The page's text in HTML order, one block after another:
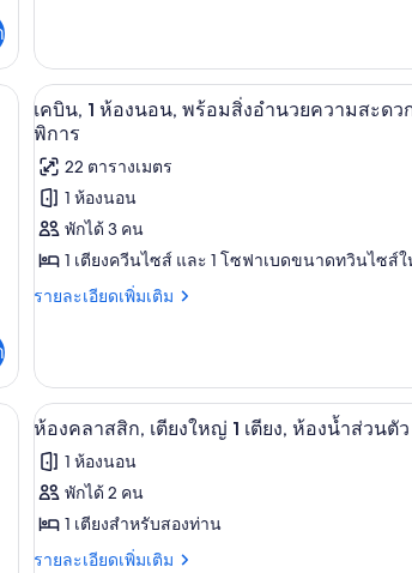
กับ
เคบิน,
2
ห้อง
เปิด
ภาพถ่าย
ทั้งหมด
ของ
เคบิน,
1
ห้อง
พร้อม
สิ่ง
อำนวย
ความ
สะดวก
สำหรับ
เคบิน, 1 ห้องนอน,
6
เคบิน, 1 ห้องนอน, พร้อมสิ่งอำนวยความสะดว
พิการ
22 ตารางเมตร
1 ห้องนอน
พักได้ 3 คน
1 เตียงควีนไซส์ และ 1 โซฟาเบดขนาดทวินไซส์
รายละเอียดเพิ่มเติม
ราย
เกี่ยว
กับ
เคบิน,
ห้อง
นอน,
สิ่ง
อำนวย
นิ้ว พร้อมช่องดิจิตอล
เปิด
ภาพถ่าย
ทั้งหมด
ของ
ห้อง
ห้องคลาสสิก, เตียง
4
ห้องคลาสสิก, เตียงใหญ่ 1 เตียง, ห้องน้ำส่วนตั
1 ห้องนอน
พักได้ 2 คน
1 เตียงสำหรับสองท่าน
รายละเอียดเพิ่มเติม
ราย